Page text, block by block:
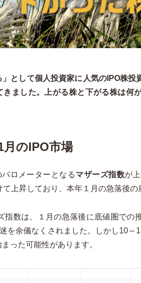
」として個人投資家に人気のIPO株投
きました。上がる株と下がる株は何
月のIPO市場
ロメーターとなるマザーズ指数が
上昇しており、本年１月の急落後の
指数は、１月の急落後に底値圏での
を余儀なくされました。しかし10～
った可能性があります。